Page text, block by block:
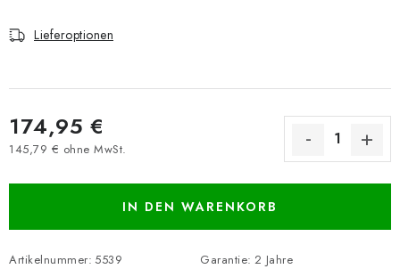
Lieferoptionen
174,95 €
145,79 € ohne MwSt.
IN DEN WARENKORB
Artikelnummer: 5539 Garantie: 2 Jahre